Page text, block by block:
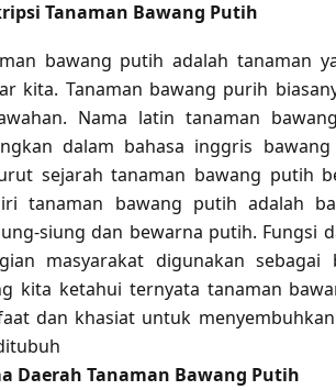
Tanaman Bawang Putih
bawang putih adalah tanaman
kita. Tanaman bawang purih
Nama latin tanaman
dalam bahasa inggris
sejarah tanaman bawang putih
tanaman bawang putih adalah
siung dan bewarna putih. Fungsi
masyarakat digunakan
kita ketahui ternyata tanaman
dan khasiat untuk
Daerah Tanaman Bawang Putih